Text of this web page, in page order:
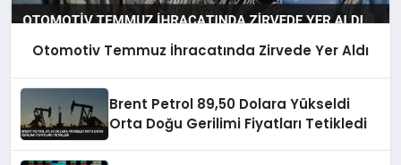
Otomotiv Temmuz İhracatında Zirvede Yer Aldı
Brent Petrol 89,50 Dolara Yükseldi
Orta Doğu Gerilimi Fiyatları Tetikledi